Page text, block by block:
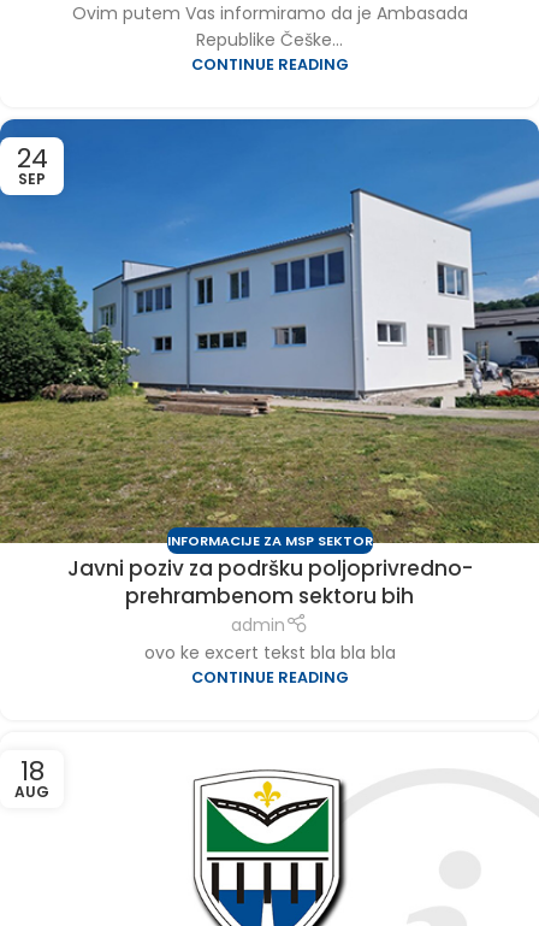
Ovim putem Vas informiramo da je Ambasada
Republike Češke...
CONTINUE READING
24
SEP
INFORMACIJE ZA MSP SEKTOR
Javni poziv za podršku poljoprivredno-
prehrambenom sektoru bih
admin
ovo ke excert tekst bla bla bla
CONTINUE READING
18
AUG